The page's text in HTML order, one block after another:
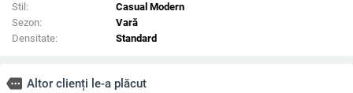
Stil:
Casual Modern
Sezon:
Vară
Densitate:
Standard
more Altor clienți le-a plăcut